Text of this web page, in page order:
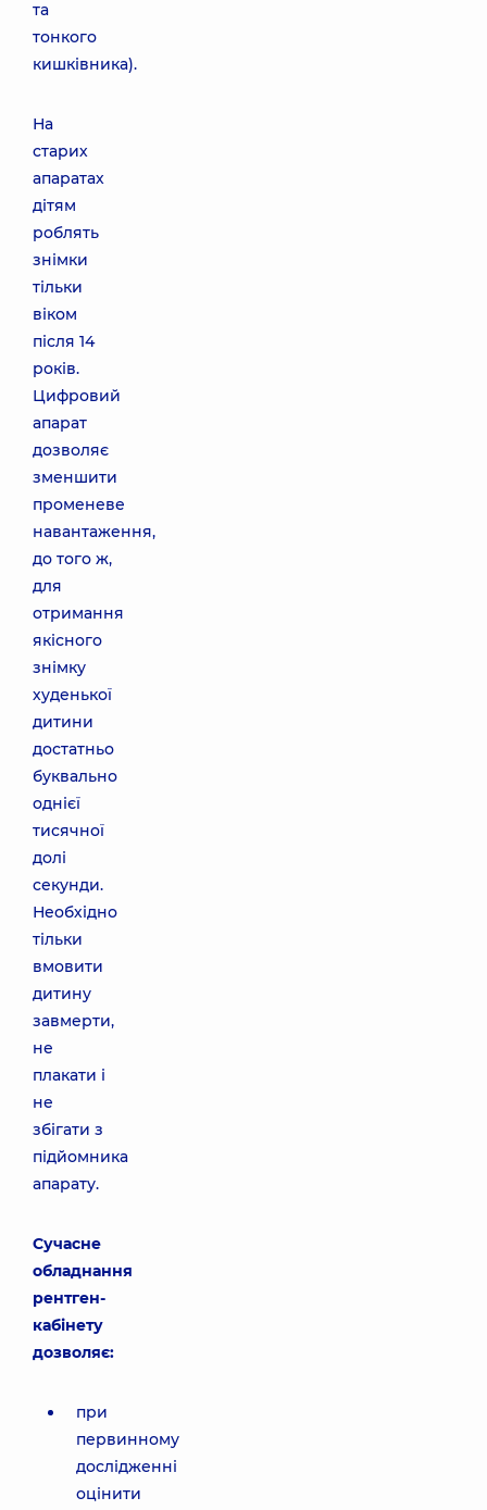
та
тонкого
кишківника).
На
старих
апаратах
дітям
роблять
знімки
тільки
віком
після 14
років.
Цифровий
апарат
дозволяє
зменшити
променеве
навантаження,
до того ж,
для
отримання
якісного
знімку
худенької
дитини
достатньо
буквально
однієї
тисячної
долі
секунди.
Необхідно
тільки
вмовити
дитину
завмерти,
не
плакати і
не
збігати з
підйомника
апарату.
Сучасне
обладнання
рентген-
кабінету
дозволяє:
при
первинному
дослідженні
оцінити